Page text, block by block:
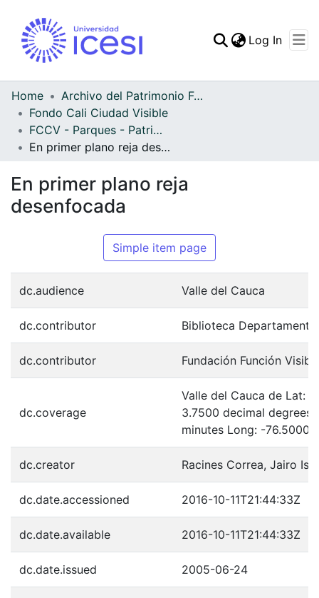
Log In
Home
Archivo del Patrimonio Fotográfico y Fílmico del Valle del Cauca
Fondo Cali Ciudad Visible
FCCV - Parques - Patrimonial
En primer plano reja desenfocada
En primer plano reja
desenfocada
Simple item page
dc.audience Valle del Cauca
dc.contributor Biblioteca
dc.contributor Fundación Función
dc.coverage
Valle del Cauca de Lat:
3.7500 decimal degrees
minutes Long: -76.5000
dc.creator Racines Correa, Jairo
dc.date.accessioned 2016-10-11T21:44:33Z
dc.date.available 2016-10-11T21:44:33Z
dc.date.issued 2005-06-24